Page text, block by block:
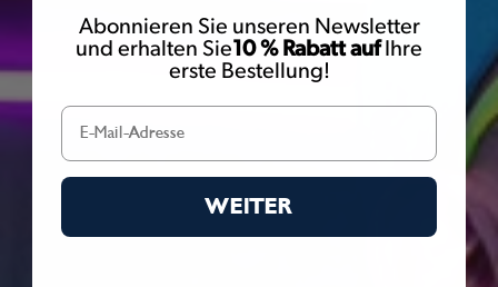
Abonnieren Sie unseren Newsletter
und erhalten Sie10 % Rabatt aufIhre
erste Bestellung!
WEITER